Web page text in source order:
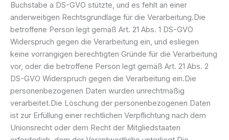
Buchstabe a DS-GVO stützte, und es fehlt an einer
anderweitigen Rechtsgrundlage für die Verarbeitung.Die
betroffene Person legt gemäß Art. 21 Abs. 1 DS-GVO
Widerspruch gegen die Verarbeitung ein, und esliegen
keine vorrangigen berechtigten Gründe für die Verarbeitung
vor, oder die betroffene Person legt gemäß Art. 21 Abs. 2
DS-GVO Widerspruch gegen die Verarbeitung ein.Die
personenbezogenen Daten wurden unrechtmäßig
verarbeitet.Die Löschung der personenbezogenen Daten
ist zur Erfüllung einer rechtlichen Verpflichtung nach dem
Unionsrecht oder dem Recht der Mitgliedstaaten